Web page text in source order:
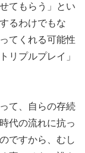
てもらう」とい
るわけでもな
てくれる可能性
リプルプレイ」
て、自らの存続
代の流れに抗っ
ですから、むし